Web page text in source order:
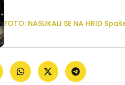
FOTO: NASUKALI SE NA HRID